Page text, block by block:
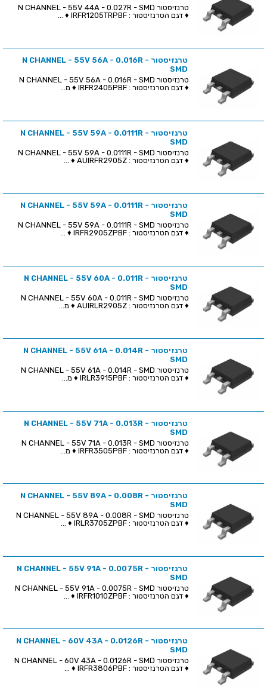
♦ דגם הטרנזיסטור : IRFR1205TRPBF ♦ ...
טרנזיסטור N CHANNEL - 55V 56A - 0.016R -
SMD
♦ דגם הטרנזיסטור : IRFR2405PBF ♦ מ...
טרנזיסטור N CHANNEL - 55V 59A - 0.0111R -
SMD
♦ דגם הטרנזיסטור : AUIRFR2905Z ♦ ...
טרנזיסטור N CHANNEL - 55V 59A - 0.0111R -
SMD
♦ דגם הטרנזיסטור : IRFR2905ZPBF ♦ ...
טרנזיסטור N CHANNEL - 55V 60A - 0.011R -
SMD
♦ דגם הטרנזיסטור : AUIRLR2905Z ♦ מ...
טרנזיסטור N CHANNEL - 55V 61A - 0.014R -
SMD
♦ דגם הטרנזיסטור : IRLR3915PBF ♦ מ...
טרנזיסטור N CHANNEL - 55V 71A - 0.013R -
SMD
♦ דגם הטרנזיסטור : IRFR3505PBF ♦ מ...
טרנזיסטור N CHANNEL - 55V 89A - 0.008R -
SMD
♦ דגם הטרנזיסטור : IRLR3705ZPBF ♦ ...
טרנזיסטור N CHANNEL - 55V 91A - 0.0075R -
SMD
♦ דגם הטרנזיסטור : IRFR1010ZPBF ♦ ...
טרנזיסטור N CHANNEL - 60V 43A - 0.0126R -
SMD
♦ דגם הטרנזיסטור : IRFR3806PBF ♦ ...